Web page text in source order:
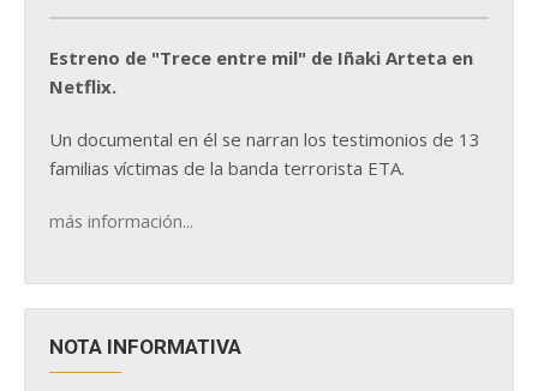
Estreno de "Trece entre mil" de Iñaki Arteta en
Netflix.
Un documental en él se narran los testimonios de 13
familias víctimas de la banda terrorista ETA.
más información...
NOTA INFORMATIVA